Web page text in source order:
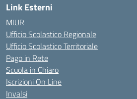
Link Esterni
MIUR
Ufficio Scolastico Regionale
Ufficio Scolastico Territoriale
Pago in Rete
Scuola in Chiaro
Iscrizioni On Line
Invalsi